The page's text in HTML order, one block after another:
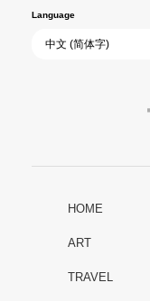
Language
HOME
ART
TRAVEL